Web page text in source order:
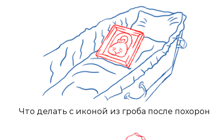
Что делать с иконой из гроба после похорон